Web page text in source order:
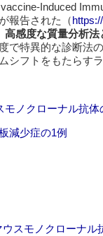
Induced
報告された（
高感度な質量分析
特異的な診断法
フトをもたらす
ノクローナル抗体
減少症の1例
スモノクローナル